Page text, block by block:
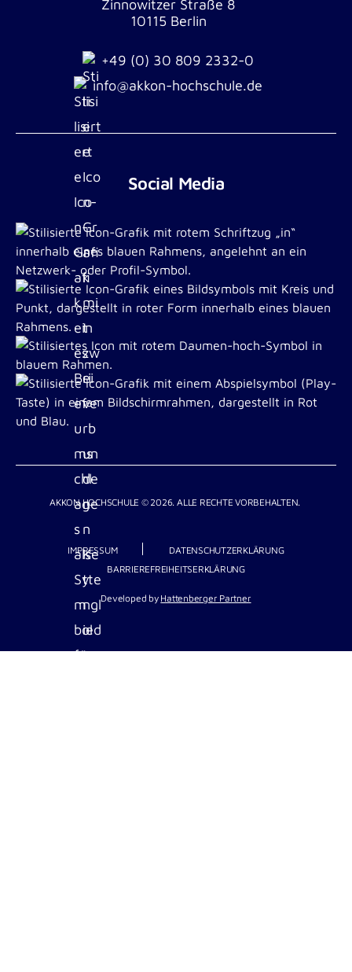
Zinnowitzer Straße 8
10115 Berlin
+49 (0) 30 809 2332-0
info@akkon-hochschule.de
Social Media
AKKON HOCHSCHULE © 2026. ALLE RECHTE VORBEHALTEN.
IMPRESSUM
DATENSCHUTZERKLÄRUNG
BARRIEREFREIHEITSERKLÄRUNG
Developed by Hattenberger Partner